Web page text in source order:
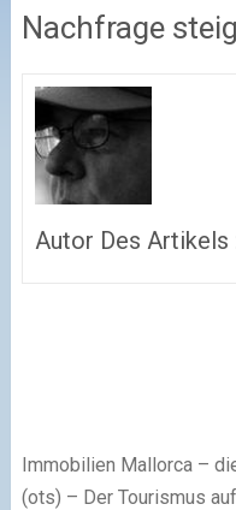
Nachfrage
Autor Des Artikels
Immobilien Mallorca –
(ots) – Der Tourismus